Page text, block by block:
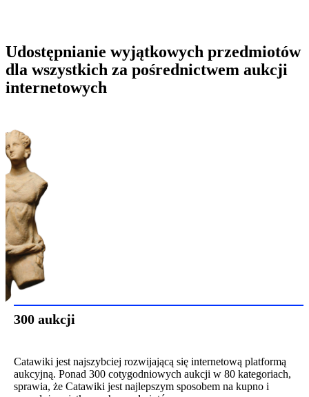
Udostępnianie wyjątkowych przedmiotów
dla wszystkich za pośrednictwem aukcji
internetowych
300 aukcji
Catawiki jest najszybciej rozwijającą się internetową platformą
aukcyjną. Ponad 300 cotygodniowych aukcji w 80 kategoriach,
sprawia, że Catawiki jest najlepszym sposobem na kupno i